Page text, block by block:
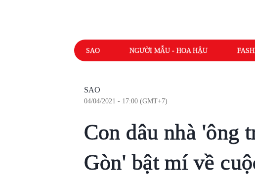
SAO NGƯỜI MẪU - HOA HẬU
SAO
04/04/2021 - 17:00 (GMT+7)
Con dâu nhà 'ông
Gòn' bật mí về